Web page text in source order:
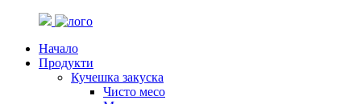
Начало
Продукти
Кучешка закуска
Чисто месо